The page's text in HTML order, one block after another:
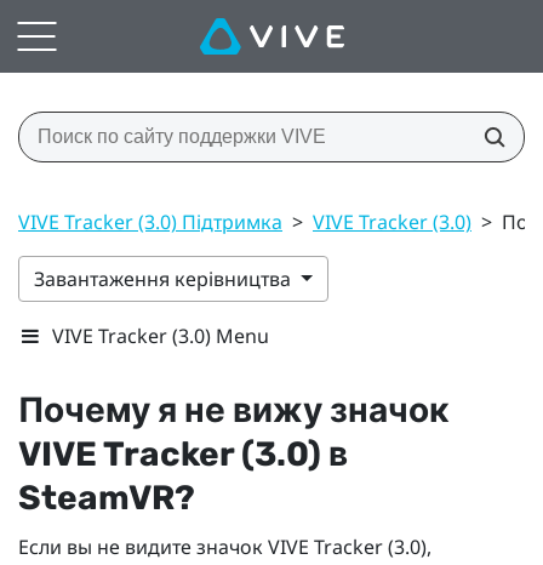
VIVE Tracker (3.0) Підтримка > VIVE Tracker (3.0) >
Завантаження керівництва
VIVE Tracker (3.0) Menu
Почему я не вижу значок
VIVETracker (3.0) в
SteamVR?
Если вы не видите значок VIVE Tracker (3.0),